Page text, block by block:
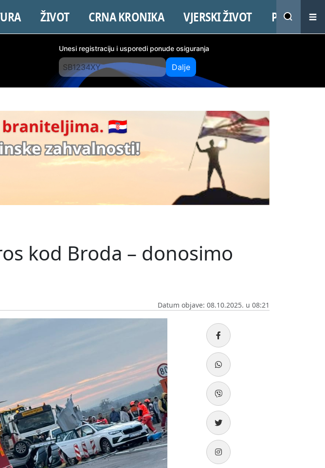
ŽIVOT CRNA KRONIKA VJERSKI ŽIVOT PROMO
Unesi registraciju i usporedi ponude osiguranja
Dalje
kod Broda – donosimo
Datum objave: 08.10.2025. u 08:21